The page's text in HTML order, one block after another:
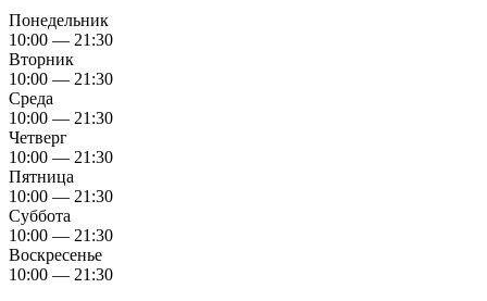
Понедельник
10:00 — 21:30
Вторник
10:00 — 21:30
Среда
10:00 — 21:30
Четверг
10:00 — 21:30
Пятница
10:00 — 21:30
Суббота
10:00 — 21:30
Воскресенье
10:00 — 21:30